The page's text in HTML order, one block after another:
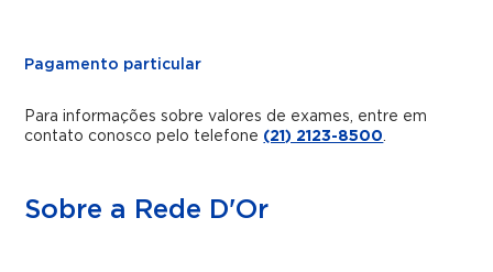
Pagamento particular
Para informações sobre valores de exames, entre em
contato conosco pelo telefone (21) 2123-8500.
Sobre a Rede D'Or